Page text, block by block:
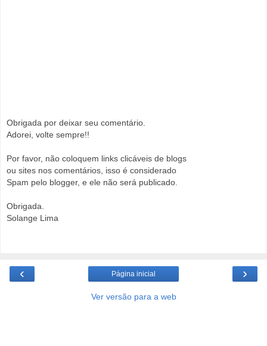
Obrigada por deixar seu comentário.
Adorei, volte sempre!!
Por favor, não coloquem links clicáveis de blogs
ou sites nos comentários, isso é considerado
Spam pelo blogger, e ele não será publicado.
Obrigada.
Solange Lima
‹ ›
Página inicial
Ver versão para a web